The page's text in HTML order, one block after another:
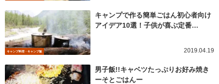
キャンプ料理・キャンプ飯
キャンプで作る簡単ごはん初心者向け
アイデア10選！子供が喜ぶ定番…
2019.04.19
男子飯!!キャベツたっぷりお好み焼き
ーそとごはんー